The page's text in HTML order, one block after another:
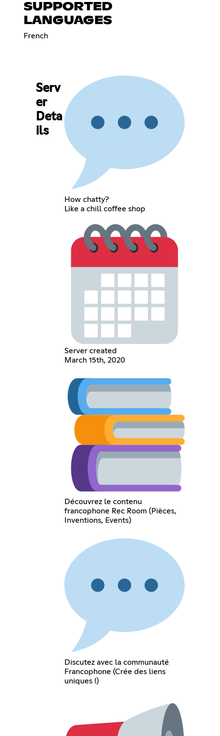
SUPPORTED
LANGUAGES
French
Serv
er
Deta
ils
How chatty?
Like a chill coffee shop
Server created
March 15th, 2020
Découvrez le contenu
francophone Rec Room (Pièces,
Inventions, Events)
Discutez avec la communauté
Francophone (Crée des liens
uniques !)